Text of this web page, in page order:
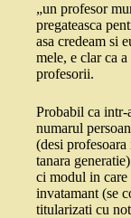
„un profesor
pregateasca
asa credeam si
mele, e clar ca
profesorii.
Probabil ca intr-
numarul
(desi
tanara
ci modul in care
invatamant (se
titularizati cu